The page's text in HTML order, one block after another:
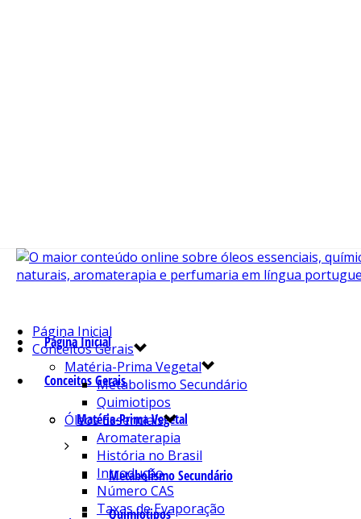
Página Inicial
Conceitos Gerais
Matéria-Prima Vegetal
Metabolismo Secundário
Quimiotipos
Página Inicial
Conceitos Gerais
Matéria-Prima Vegetal
Metabolismo Secundário
Quimiotipos
Óleos Essenciais
Aromaterapia
História no Brasil
Introdução
Número CAS
Taxas de Evaporação